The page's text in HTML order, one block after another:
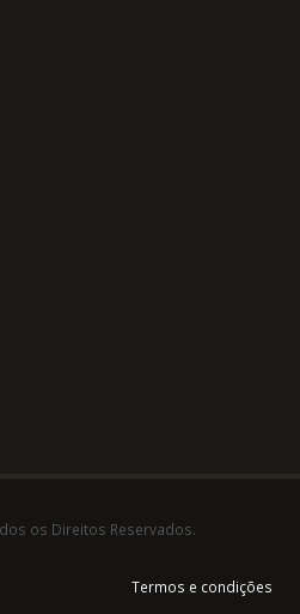
os Direitos Reservados.
Termos e condições